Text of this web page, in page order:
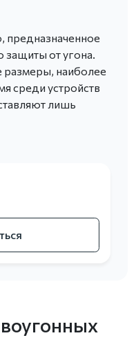
предназначенное
защиты от угона.
размеры, наиболее
среди устройств
лишь